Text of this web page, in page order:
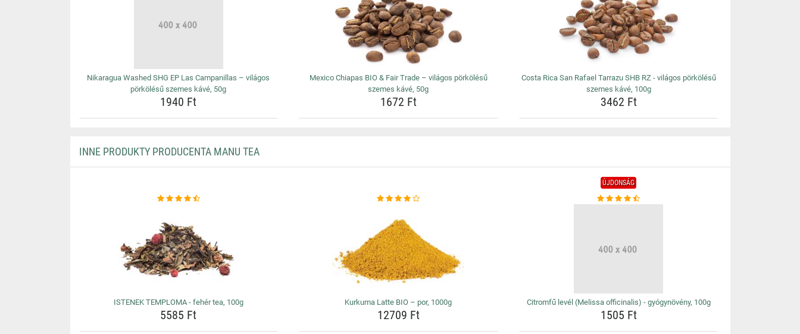
Nikaragua Washed SHG EP Las Campanillas – világos
pörkölésű szemes kávé, 50g
1940 Ft
Mexico Chiapas BIO & Fair Trade – világos pörkölésű
szemes kávé, 50g
1672 Ft
Costa Rica San Rafael Tarrazu SHB RZ - világos pörkölésű
szemes kávé, 100g
3462 Ft
INNE PRODUKTY PRODUCENTA MANU TEA
ISTENEK TEMPLOMA - fehér tea, 100g
5585 Ft
Kurkuma Latte BIO – por, 1000g
12709 Ft
ÚJDONSÁG
Citromfű levél (Melissa officinalis) - gyógynövény, 100g
1505 Ft